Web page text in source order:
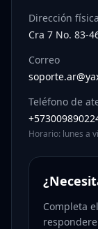
Dirección física
Cra 7 No. 83-
Correo
Teléfono de
Horario: lunes a
Completa